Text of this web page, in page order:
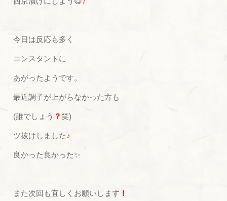
今日は反応も多く
コンスタントに
あがったようです。
最近調子が上がらなかった方も
(誰でしょう ？笑)
ツ抜けしました♪
良かった良かった✨
また次回も宜しくお願いします ！